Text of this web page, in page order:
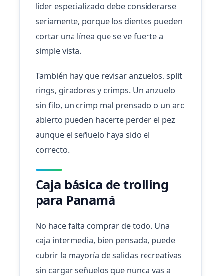
líder especializado debe considerarse
seriamente, porque los dientes pueden
cortar una línea que se ve fuerte a
simple vista.
También hay que revisar anzuelos, split
rings, giradores y crimps. Un anzuelo
sin filo, un crimp mal prensado o un aro
abierto pueden hacerte perder el pez
aunque el señuelo haya sido el
correcto.
Caja básica de trolling
para Panamá
No hace falta comprar de todo. Una
caja intermedia, bien pensada, puede
cubrir la mayoría de salidas recreativas
sin cargar señuelos que nunca vas a